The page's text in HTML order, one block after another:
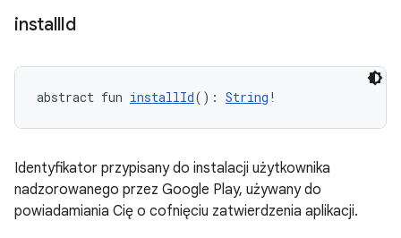
installId
abstract fun installId(): String !
Identyfikator przypisany do instalacji użytkownika
nadzorowanego przez Google Play, używany do
powiadamiania Cię o cofnięciu zatwierdzenia aplikacji.